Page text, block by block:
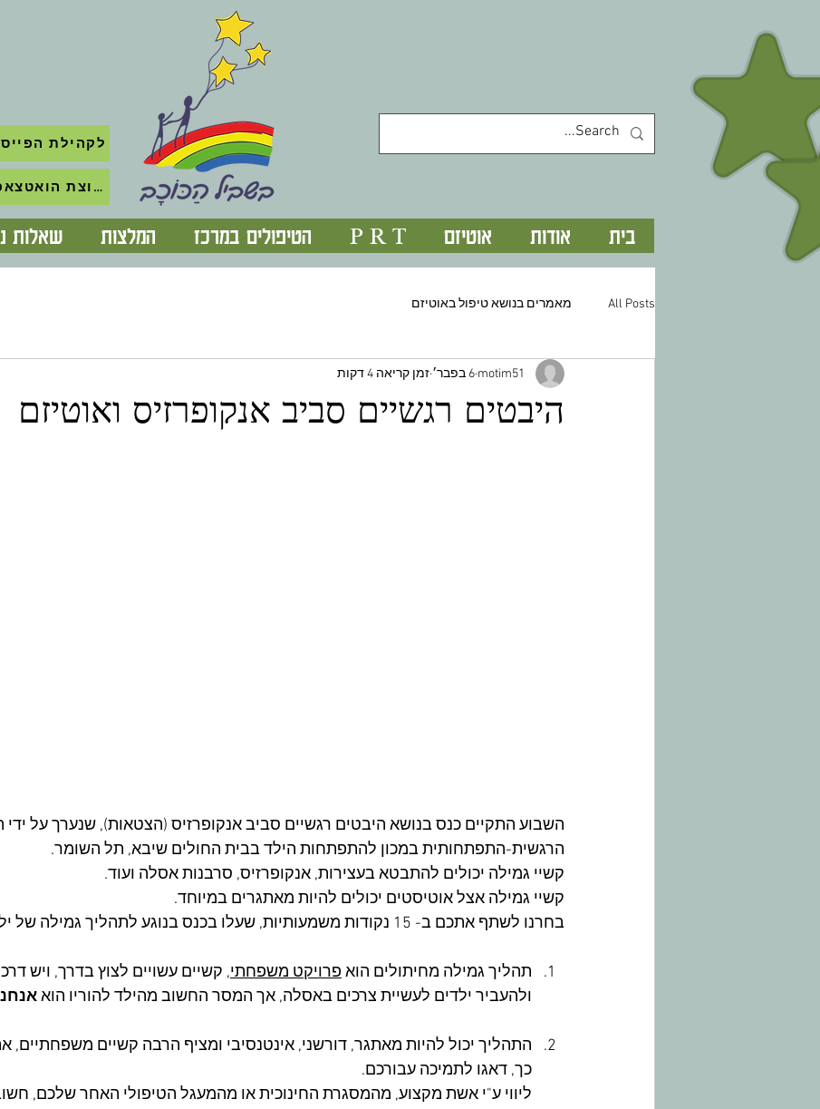
בית אודות אוטיזם P R T הטיפולים במרכז המלצות שאלות
לקהילת
לקבוצת הואטצאפ השקטה
All Posts מאמרים בנושא טיפול באוטיזם
היבטים רגשיים סביב אנקופרזיס ואוטיזם
motim51 6 בפבר׳ זמן קריאה 4 דקות
השבוע התקיים כנס בנושא היבטים רגשיים סביב אנקופרזיס (הצטאות), שנערך על
הרגשית-התפתחותית במכון להתפתחות הילד בבית החולים שיבא, תל השומר.
קשיי גמילה יכולים להתבטא בעצירות, אנקופרזיס, סרבנות אסלה ועוד.
קשיי גמילה אצל אוטיסטים יכולים להיות מאתגרים במיוחד.
בחרנו לשתף אתכם ב- 15 נקודות משמעותיות, שעלו בכנס בנוגע לתהליך גמילה של ילדיכם.
תהליך גמילה מחיתולים הוא פרויקט משפחתי, קשיים עשויים לצוץ בדרך, ויש
ולהעביר ילדים לעשיית צרכים באסלה, אך המסר החשוב מהילד להוריו הוא
התהליך יכול להיות מאתגר, דורשני, אינטנסיבי ומציף הרבה קשיים משפחתיים,
כך, דאגו לתמיכה עבורכם.
ליווי ע"י אשת מקצוע, מהמסגרת החינוכית או מהמעגל הטיפולי האחר שלכם,